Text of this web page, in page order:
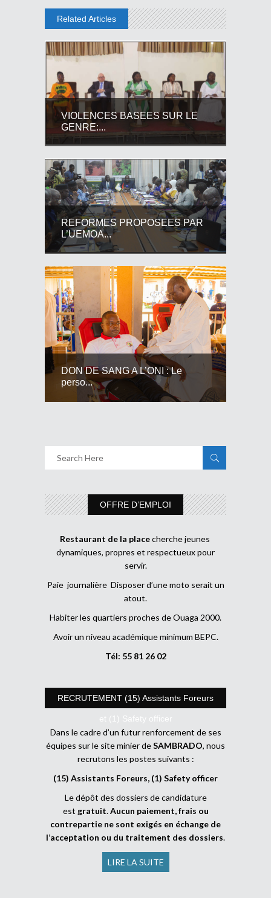
Related Articles
VIOLENCES BASEES SUR LE
GENRE:...
REFORMES PROPOSEES PAR
L’UEMOA...
DON DE SANG A L’ONI : Le
perso...
OFFRE D’EMPLOI
Restaurant de la placecherche jeunes
dynamiques, propres et respectueux pour
servir.
Paie journalière Disposer d’une moto serait un
atout.
Habiter les quartiers proches de Ouaga 2000.
Avoir un niveau académique minimum BEPC.
Tél: 55 81 26 02
RECRUTEMENT (15) Assistants Foreurs
et (1) Safety officer
Dans le cadre d’un futur renforcement de ses
équipes sur le site minier deSAMBRADO, nous
recrutons les postes suivants :
(15) Assistants Foreurs, (1) Safety officer
Le dépôt des dossiers de candidature
est gratuit.Aucun paiement, frais ou
contrepartie ne sont exigés en échange de
l’acceptation ou du traitement des dossiers.
LIRE LA SUITE